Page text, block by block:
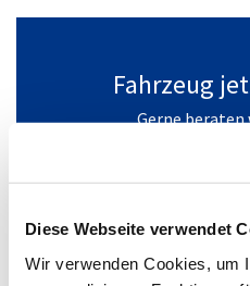
Diese Webseite verwendet
Wir verwenden Cookies, um
Fahrzeug
Gerne beraten
+49(0)2361/89089-40